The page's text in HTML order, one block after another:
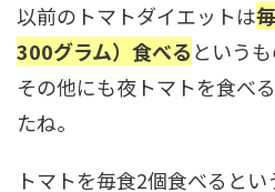
以前のトマトダイエットは
300グラム）食べるというも
その他にも夜トマトを食べ
たね。
トマトを毎食2個食べると